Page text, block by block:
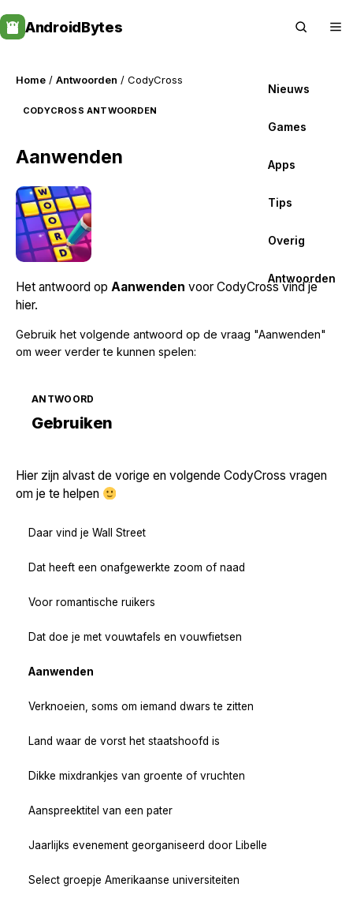
to
content
AndroidBytes
Nieuws
Games
Apps
Tips
Overig
Antwoorden
Home / Antwoorden / CodyCross
CODYCROSS ANTWOORDEN
Aanwenden
Het antwoord op Aanwenden voor CodyCross vind je
hier.
Gebruik het volgende antwoord op de vraag "Aanwenden"
om weer verder te kunnen spelen:
ANTWOORD
Gebruiken
Hier zijn alvast de vorige en volgende CodyCross vragen
om je te helpen
Daar vind je Wall Street
Dat heeft een onafgewerkte zoom of naad
Voor romantische ruikers
Dat doe je met vouwtafels en vouwfietsen
Aanwenden
Verknoeien, soms om iemand dwars te zitten
Land waar de vorst het staatshoofd is
Dikke mixdrankjes van groente of vruchten
Aanspreektitel van een pater
Jaarlijks evenement georganiseerd door Libelle
Select groepje Amerikaanse universiteiten